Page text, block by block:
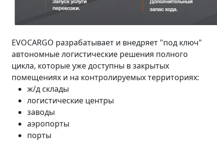
EVOCARGO разрабатывает и внедряет "под ключ"
автономные логистические решения полного
цикла, которые уже доступны в закрытых
помещениях и на контролируемых территориях:
ж/д склады
логистические центры
заводы
аэропорты
порты